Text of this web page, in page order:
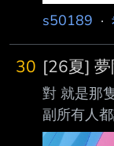
s50189 ·
30 [26夏]
對 就是那
副所有人
肚子疼老